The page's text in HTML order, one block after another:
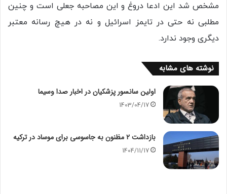
مشخص شد این ادعا دروغ و این مصاحبه جعلی است و چنین
مطلبی نه حتی در تایمز اسرائیل و نه در هیچ رسانه معتبر
دیگری وجود ندارد.
نوشته های مشابه
اولین سانسور پزشکیان در اخبار صدا وسیما
1403/04/17
بازداشت ۲ مظنون به جاسوسی برای موساد در ترکیه
1404/11/17